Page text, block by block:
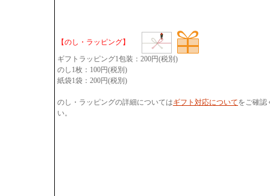
【のし・ラッピング】
ギフトラッピング1包装：200円(税別)
のし1枚：100円(税別)
紙袋1袋：200円(税別)
のし・ラッピングの詳細についてはギフト対応についてをご確認
い。